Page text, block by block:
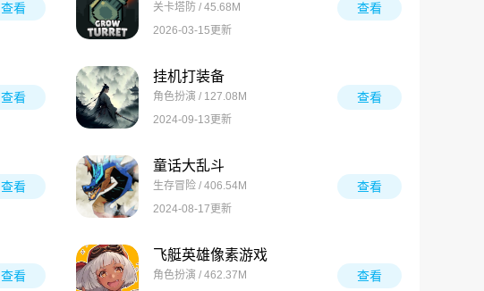
查看
关卡塔防 / 45.68M
2026-03-15更新
查看
查看
挂机打装备
角色扮演 / 127.08M
2024-09-13更新
查看
查看
童话大乱斗
生存冒险 / 406.54M
2024-08-17更新
查看
查看
飞艇英雄像素游戏
角色扮演 / 462.37M
查看